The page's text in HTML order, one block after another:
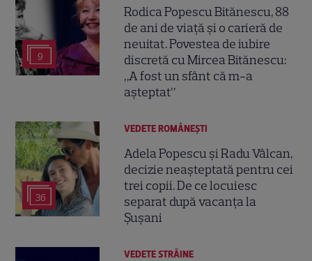
9
Rodica Popescu Bitănescu, 88
de ani de viață și o carieră de
neuitat. Povestea de iubire
discretă cu Mircea Bitănescu:
„A fost un sfânt că m-a
așteptat”
36
VEDETE ROMÂNEŞTI
Adela Popescu și Radu Vâlcan,
decizie neașteptată pentru cei
trei copii. De ce locuiesc
separat după vacanța la
Șușani
VEDETE STRĂINE